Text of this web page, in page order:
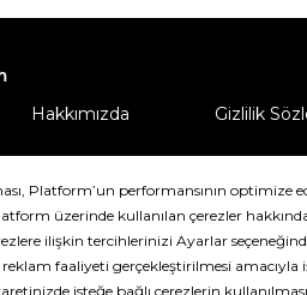
Hakkımızda Gizlilik